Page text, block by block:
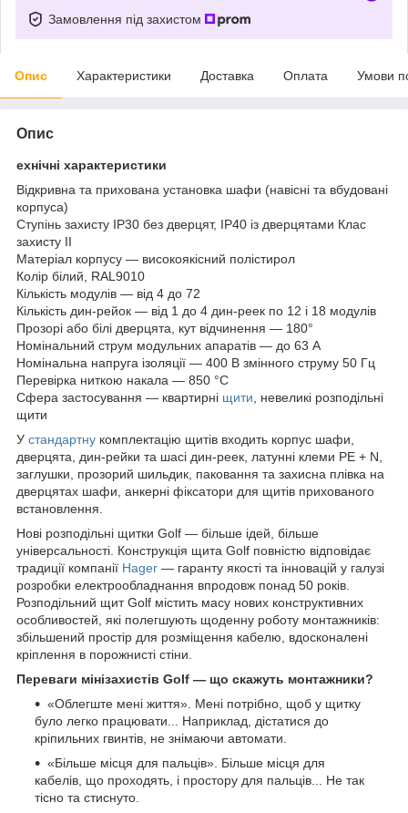
Замовлення під захистом
Опис Характеристики Доставка Оплата Умови
Опис
ехнічні характеристики
Відкривна та прихована установка шафи (навісні та вбудовані
корпуса)
Ступінь захисту IP30 без дверцят, IP40 із дверцятами Клас
захисту II
Матеріал корпусу — високоякісний полістирол
Колір білий, RAL9010
Кількість модулів — від 4 до 72
Кількість дин-рейок — від 1 до 4 дин-реек по 12 і 18 модулів
Прозорі або білі дверцята, кут відчинення — 180°
Номінальний струм модульних апаратів — до 63 А
Номінальна напруга ізоляції — 400 В змінного струму 50 Гц
Перевірка ниткою накала — 850 °C
Сфера застосування — квартирні щити , невеликі розподільні
щити
У стандартну комплектацію щитів входить корпус шафи,
дверцята, дин-рейки та шасі дин-реек, латунні клеми PE + N,
заглушки, прозорий шильдик, паковання та захисна плівка на
дверцятах шафи, анкерні фіксатори для щитів прихованого
встановлення.
Нові розподільні щитки Golf — більше ідей, більше
універсальності. Конструкція щита Golf повністю відповідає
традиції компанії Hager — гаранту якості та інновацій у галузі
розробки електрообладнання впродовж понад 50 років.
Розподільний щит Golf містить масу нових конструктивних
особливостей, які полегшують щоденну роботу монтажників:
збільшений простір для розміщення кабелю, вдосконалені
кріплення в порожнисті стіни.
Переваги мінізахистів Golf — що скажуть монтажники?
«Облегште мені життя». Мені потрібно, щоб у щитку
було легко працювати... Наприклад, дістатися до
кріпильних гвинтів, не знімаючи автомати.
«Більше місця для пальців». Більше місця для
кабелів, що проходять, і простору для пальців... Не так
тісно та стиснуто.